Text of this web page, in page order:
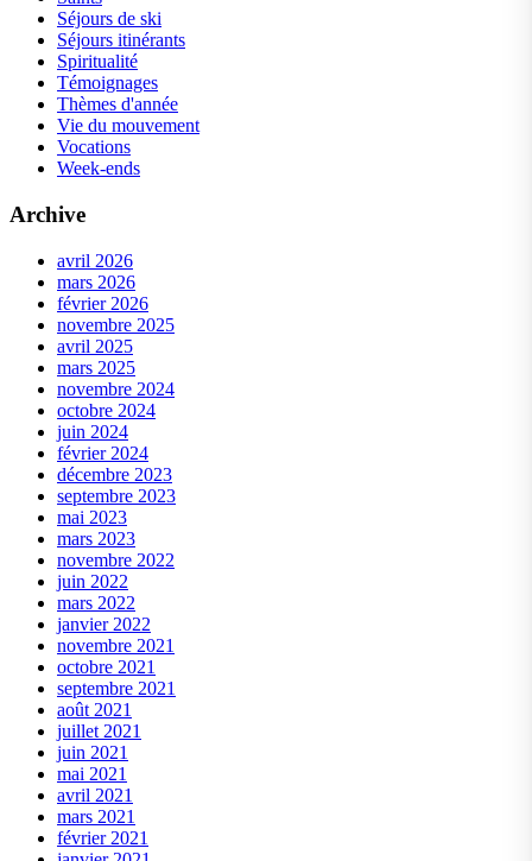
Séjours de ski
Séjours itinérants
Spiritualité
Témoignages
Thèmes d'année
Vie du mouvement
Vocations
Week-ends
Archive
avril 2026
mars 2026
février 2026
novembre 2025
avril 2025
mars 2025
novembre 2024
octobre 2024
juin 2024
février 2024
décembre 2023
septembre 2023
mai 2023
mars 2023
novembre 2022
juin 2022
mars 2022
janvier 2022
novembre 2021
octobre 2021
septembre 2021
août 2021
juillet 2021
juin 2021
mai 2021
avril 2021
mars 2021
février 2021